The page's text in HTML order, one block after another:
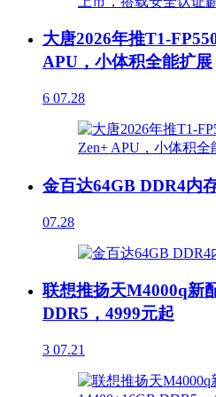
大唐2026年推T1-
APU，小体积全能扩展
6 07.28
金百达64GB DDR4内
07.28
联想推扬天M4000q新
DDR5，4999元起
3 07.21